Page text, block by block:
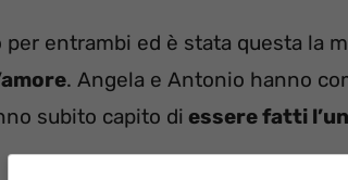
entrambi ed è stata questa la
. Angela e Antonio hanno
subito capito di essere fatti